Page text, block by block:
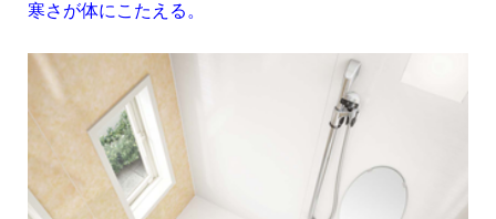
寒さが体にこたえる。